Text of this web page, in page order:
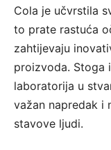
Cola je učvrstila
to prate rastuća
zahtijevaju
proizvoda. Stoga
laboratorija u
važan napredak i
stavove ljudi.